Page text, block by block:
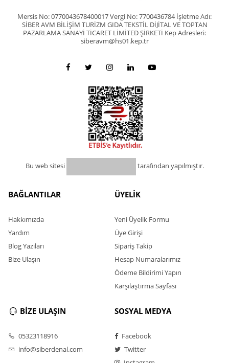
Mersis No: 0770043678400017 Vergi No: 7700436784 İşletme Adı:
SİBER AVM BİLİŞİM TURİZM GIDA TEKSTİL DİJİTAL VE TOPTAN
PAZARLAMA SANAYİ TİCARET LİMİTED ŞİRKETİ Kep Adresleri:
siberavm@hs01.kep.tr
Bu web sitesi tarafından yapılmıştır.
BAĞLANTILAR
Hakkımızda
Yardım
Blog Yazıları
Bize Ulaşın
ÜYELİK
Yeni Üyelik Formu
Üye Girişi
Sipariş Takip
Hesap Numaralarımız
Ödeme Bildirimi Yapın
Karşılaştırma Sayfası
BİZE ULAŞIN
05323118916
info@siberdenal.com
SOSYAL MEDYA
Facebook
Twitter